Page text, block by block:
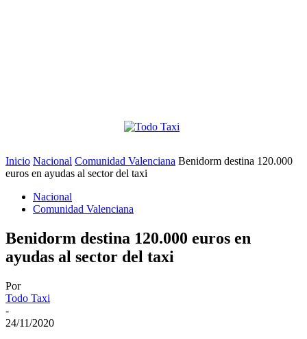
Inicio Nacional Comunidad Valenciana Benidorm destina 120.000
euros en ayudas al sector del taxi
Nacional
Comunidad Valenciana
Benidorm destina 120.000 euros en
ayudas al sector del taxi
Por
Todo Taxi
-
24/11/2020